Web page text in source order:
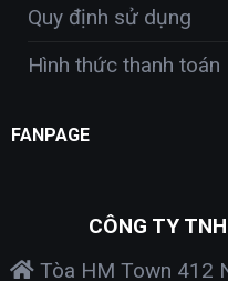
Quy định sử dụng
Hình thức thanh toán
FANPAGE
CÔNG TY
Tòa HM Town 412